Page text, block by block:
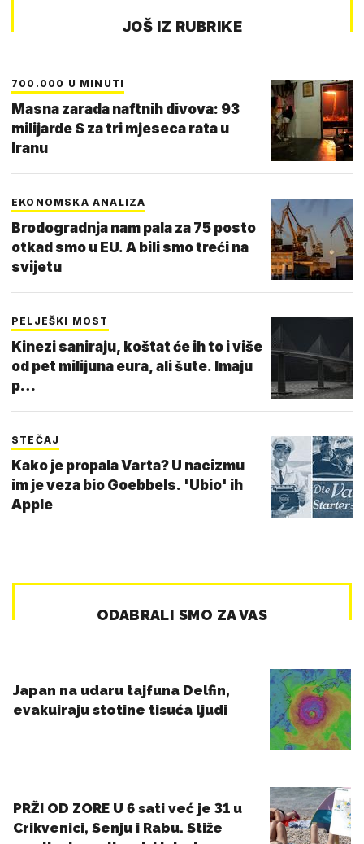
JOŠ IZ RUBRIKE
700.000 U MINUTI
Masna zarada naftnih divova: 93
milijarde $ za tri mjeseca rata u
Iranu
EKONOMSKA ANALIZA
Brodogradnja nam pala za 75 posto
otkad smo u EU. A bili smo treći na
svijetu
PELJEŠKI MOST
Kinezi saniraju, koštat će ih to i više
od pet milijuna eura, ali šute. Imaju
p…
STEČAJ
Kako je propala Varta? U nacizmu
im je veza bio Goebbels. 'Ubio' ih
Apple